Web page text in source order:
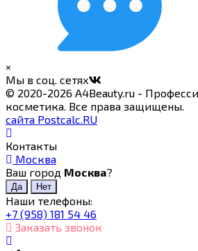
×
Мы в соц. сетях
© 2020-2026 A4Beauty.ru -
косметика. Все права защищены.
сайта Postcalc.RU
Контакты
Москва
Ваш город Москва?
Наши телефоны:
+7 (958) 181 54 46
Заказать звонок